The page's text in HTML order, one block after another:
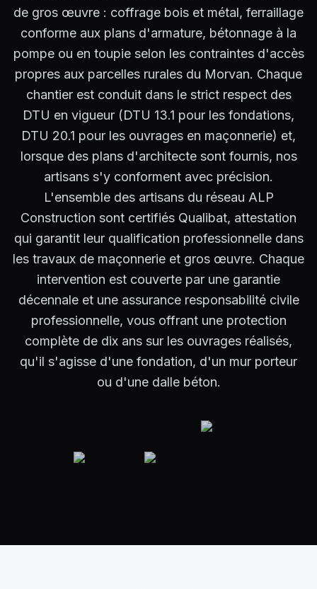
de gros œuvre : coffrage bois et métal, ferraillage
conforme aux plans d'armature, bétonnage à la
pompe ou en toupie selon les contraintes d'accès
propres aux parcelles rurales du Morvan. Chaque
chantier est conduit dans le strict respect des
DTU en vigueur (DTU 13.1 pour les fondations,
DTU 20.1 pour les ouvrages en maçonnerie) et,
lorsque des plans d'architecte sont fournis, nos
artisans s'y conforment avec précision.
L'ensemble des artisans du réseau ALP
Construction sont certifiés Qualibat, attestation
qui garantit leur qualification professionnelle dans
les travaux de maçonnerie et gros œuvre. Chaque
intervention est couverte par une garantie
décennale et une assurance responsabilité civile
professionnelle, vous offrant une protection
complète de dix ans sur les ouvrages réalisés,
qu'il s'agisse d'une fondation, d'un mur porteur
ou d'une dalle béton.